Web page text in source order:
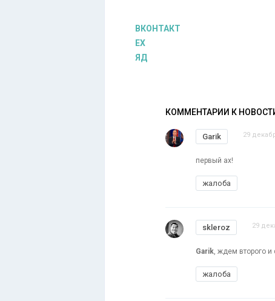
ВКОНТАКТ
EX
ЯД
КОММЕНТАРИИ К
Garik 29
первый ах!
жалоба
skleroz 29
Garik, ждем второго
жалоба